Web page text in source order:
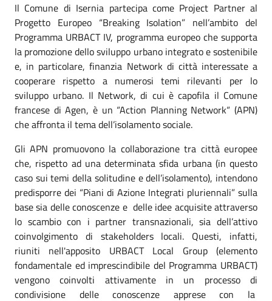
Il Comune di Isernia partecipa come Project Partner al
Progetto Europeo “Breaking Isolation” nell’ambito del
Programma URBACT IV, programma europeo che supporta
la promozione dello sviluppo urbano integrato e sostenibile
e, in particolare, finanzia Network di città interessate a
cooperare rispetto a numerosi temi rilevanti per lo
sviluppo urbano. Il Network, di cui è capofila il Comune
francese di Agen, è un “Action Planning Network“ (APN)
che affronta il tema dell’isolamento sociale.
Gli APN promuovono la collaborazione tra città europee
che, rispetto ad una determinata sfida urbana (in questo
caso sui temi della solitudine e dell’isolamento), intendono
predisporre dei “Piani di Azione Integrati pluriennali” sulla
base sia delle conoscenze e delle idee acquisite attraverso
lo scambio con i partner transnazionali, sia dell’attivo
coinvolgimento di stakeholders locali. Questi, infatti,
riuniti nell'apposito URBACT Local Group (elemento
fondamentale ed imprescindibile del Programma URBACT)
vengono coinvolti attivamente in un processo di
condivisione delle conoscenze apprese con la